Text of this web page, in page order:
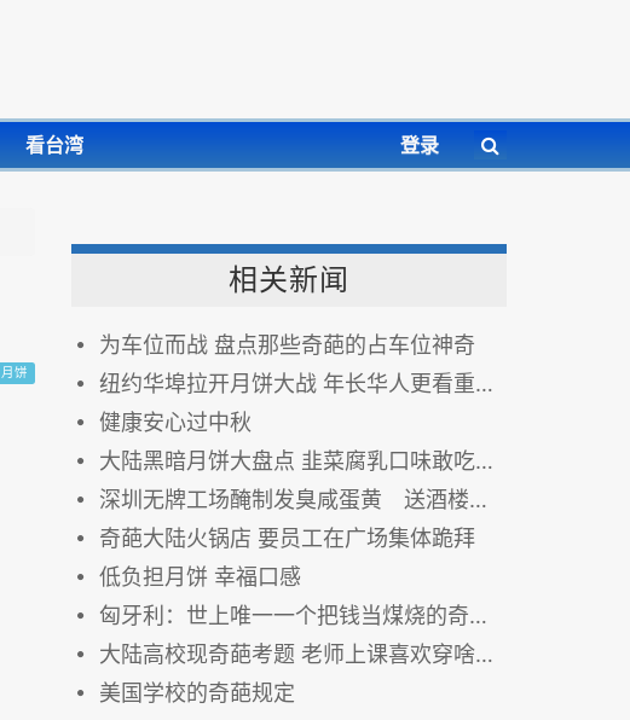
看台湾 登录
月饼
相关新闻
为车位而战 盘点那些奇葩的占车位神奇
纽约华埠拉开月饼大战 年长华人更看重过节形式 图
健康安心过中秋
大陆黑暗月饼大盘点 韭菜腐乳口味敢吃吗？图
深圳无牌工场醃制发臭咸蛋黄 送酒楼制月饼
奇葩大陆火锅店 要员工在广场集体跪拜
低负担月饼 幸福口感
匈牙利：世上唯一一个把钱当煤烧的奇葩国家(组图)
大陆高校现奇葩考题 老师上课喜欢穿啥鞋？
美国学校的奇葩规定